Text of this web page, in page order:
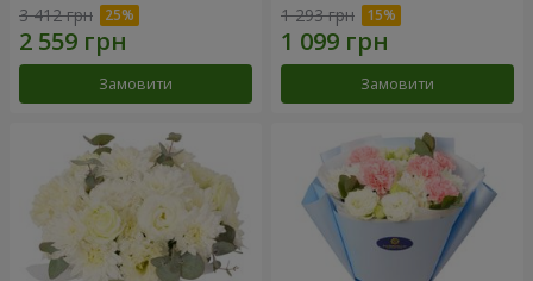
3 412 грн
Замовити
1 293 грн
Замовити